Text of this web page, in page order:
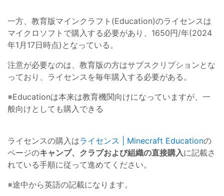
一方、教育版マインクラフト(Education)のライセンスは
マイクロソフトで購入する必要があり、1650円/年(2024
年1月17日時点)となっている。
注意が必要なのは、教育版の方はサブスクリプションとな
っており、ライセンスを毎年購入する必要がある。
※Educationは本来は教育機関向けになっていますが、一
般向けとしても購入できる
ライセンスの購入はライセンス | Minecraft Educationの
ページのキャンプ、クラブおよび組織の直接購入に記載さ
れている手順に従って進めてください。
※途中から英語の記載になります。